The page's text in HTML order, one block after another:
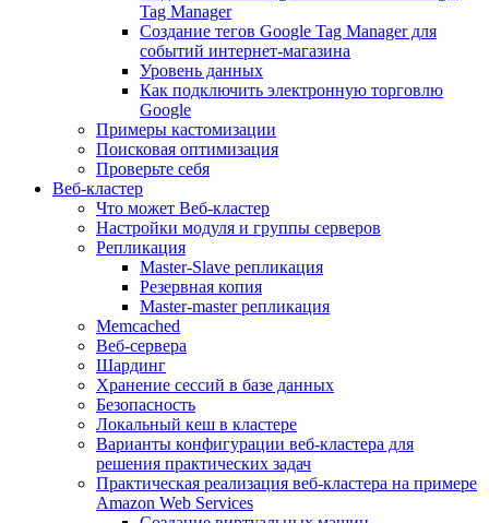
Tag Manager
Создание тегов Google Tag Manager для
событий интернет-магазина
Уровень данных
Как подключить электронную торговлю
Google
Примеры кастомизации
Поисковая оптимизация
Проверьте себя
Веб-кластер
Что может Веб-кластер
Настройки модуля и группы серверов
Репликация
Master-Slave репликация
Резервная копия
Master-master репликация
Memcached
Веб-сервера
Шардинг
Хранение сессий в базе данных
Безопасность
Локальный кеш в кластере
Варианты конфигурации веб-кластера для
решения практических задач
Практическая реализация веб-кластера на примере
Amazon Web Services